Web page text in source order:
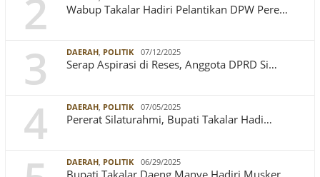
2 Wabup Takalar Hadiri Pelantikan DPW Pere…
3 DAERAH, POLITIK 07/12/2025
Serap Aspirasi di Reses, Anggota DPRD Si…
4 DAERAH, POLITIK 07/05/2025
Pererat Silaturahmi, Bupati Takalar Hadi…
DAERAH, POLITIK 06/29/2025